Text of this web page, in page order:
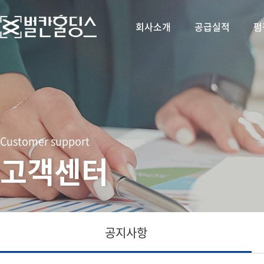
회사소개 공급실적
Customer support
고객센터
공지사항